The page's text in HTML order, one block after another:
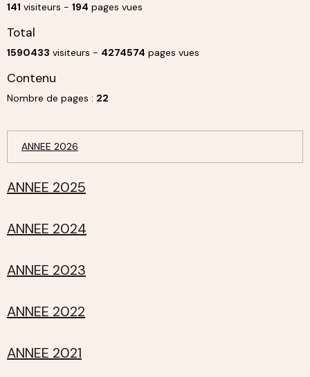
141 visiteurs - 194 pages vues
Total
1590433 visiteurs - 4274574 pages vues
Contenu
Nombre de pages : 22
ANNEE 2026
ANNEE 2025
ANNEE 2024
ANNEE 2023
ANNEE 2022
ANNEE 2021